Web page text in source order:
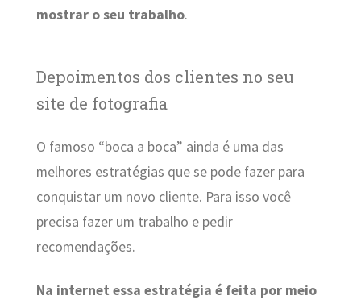
mostrar o seu trabalho.
Depoimentos dos clientes no seu
site de fotografia
O famoso “boca a boca” ainda é uma das
melhores estratégias que se pode fazer para
conquistar um novo cliente. Para isso você
precisa fazer um trabalho e pedir
recomendações.
Na internet essa estratégia é feita por meio